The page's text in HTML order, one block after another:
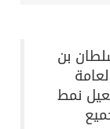
بن
نمط